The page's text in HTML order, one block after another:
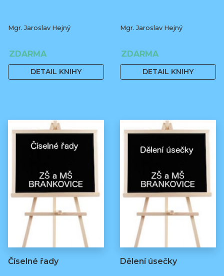
Mgr. Jaroslav Hejný
ZDARMA
DETAIL KNIHY
Mgr. Jaroslav Hejný
ZDARMA
DETAIL KNIHY
Číselné řady Dělení úsečky